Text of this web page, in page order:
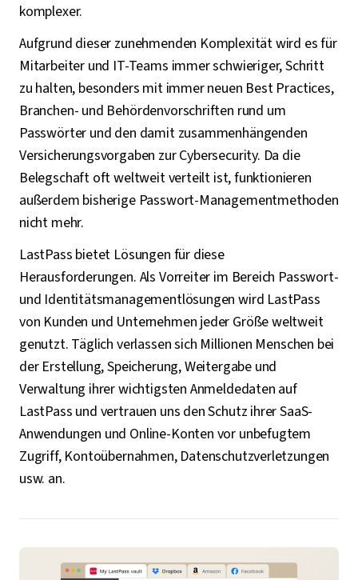
komplexer.
Aufgrund dieser zunehmenden Komplexität wird es für
Mitarbeiter und IT-Teams immer schwieriger, Schritt
zu halten, besonders mit immer neuen Best Practices,
Branchen- und Behördenvorschriften rund um
Passwörter und den damit zusammenhängenden
Versicherungsvorgaben zur Cybersecurity. Da die
Belegschaft oft weltweit verteilt ist, funktionieren
außerdem bisherige Passwort-Managementmethoden
nicht mehr.
LastPass bietet Lösungen für diese
Herausforderungen. Als Vorreiter im Bereich Passwort-
und Identitätsmanagementlösungen wird LastPass
von Kunden und Unternehmen jeder Größe weltweit
genutzt. Täglich verlassen sich Millionen Menschen bei
der Erstellung, Speicherung, Weitergabe und
Verwaltung ihrer wichtigsten Anmeldedaten auf
LastPass und vertrauen uns den Schutz ihrer SaaS-
Anwendungen und Online-Konten vor unbefugtem
Zugriff, Kontoübernahmen, Datenschutzverletzungen
usw. an.